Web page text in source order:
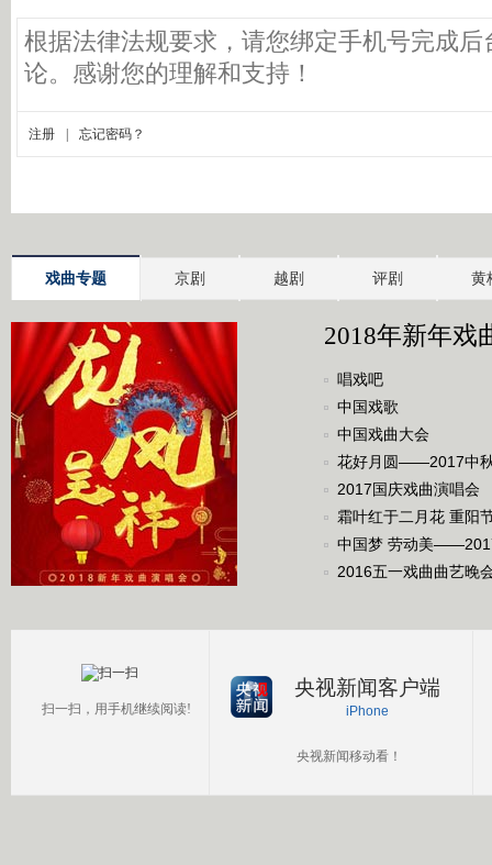
戏曲专题 京剧 越剧 评剧 黄
2018年新年戏
唱戏吧
中国戏歌
中国戏曲大会
花好月圆——2017中
2017国庆戏曲演唱会
霜叶红于二月花 重阳
中国梦 劳动美
2016五一戏曲曲艺晚
扫一扫，用手机继续阅读!
央视新闻客户端
iPhone
央视新闻移动看！